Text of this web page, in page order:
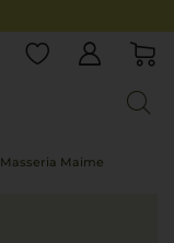
Masseria Maime